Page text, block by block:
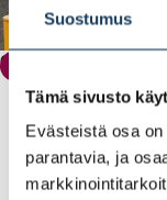
Suostumus
Tämä sivusto
Evästeistä osa
parantavia, ja
Osakesäästötili –